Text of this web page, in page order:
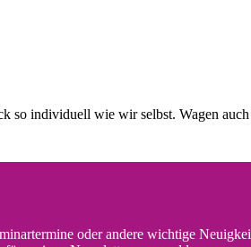
individuell wie wir selbst. Wagen
oder andere wichtige